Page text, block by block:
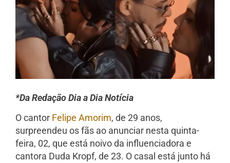
*Da Redação Dia a Dia Notícia
O cantor Felipe Amorim, de 29 anos,
surpreendeu os fãs ao anunciar nesta quinta-
feira, 02, que está noivo da influenciadora e
cantora Duda Kropf, de 23. O casal está junto há